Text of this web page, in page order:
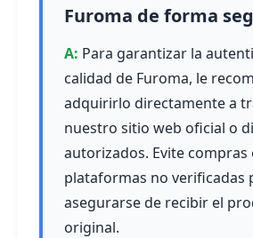
Furoma de forma
Para garantizar la
calidad de Furoma, le
adquirirlo directamente a
nuestro sitio web oficial o
autorizados. Evite compras
plataformas no verificadas
asegurarse de recibir el
original.